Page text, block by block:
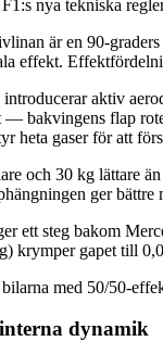
nya tekniska
är en 90-
effekt.
aktiv
bakvingens flap
heta gaser för att
och 30 kg lättare
ger
ett steg bakom
krymper gapet till
med 50/50-
dynamik